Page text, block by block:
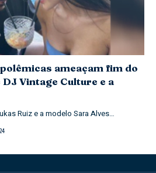
ameaçam fim do
Vintage Culture e a
Ruiz e a modelo Sara Alves…